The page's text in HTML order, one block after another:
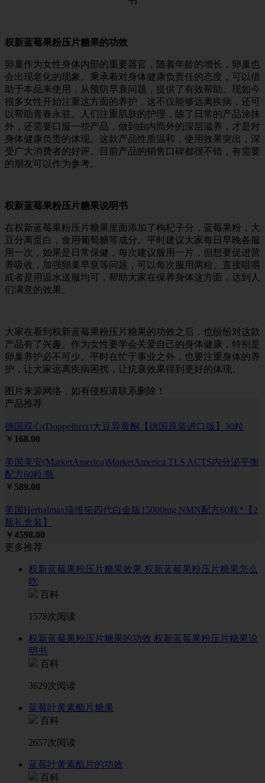
权新蓝莓果粉压片糖果的功效
卵巢作为女性身体内部的重要器官，随着年龄的增长，卵巢也
会出现老化的现象。秉承着对身体健康负责任的态度，可以借
助于本品来使用，从预防早衰问题，提供了有效帮助。现如今
很多女性开始注重这方面的养护，这不仅能够远离疾病，还可
以帮助青春永驻。人们注重肌肤的护理，除了日常的产品涂抹
外，还需要口服一些产品，做到由内而外的深层滋养，才是对
身体健康负责的体现。这款产品性质温和，使用效果突出，深
受广大消费者的好评。目前产品的销售口碑都很不错，有需要
的朋友可以作为参考。
权新蓝莓果粉压片糖果说明书
在权新蓝莓果粉压片糖果里面添加了枸杞子分，蓝莓果粉，大
豆分离蛋白，食用葡萄糖等成分。平时建议大家每日早晚各服
用一次，如果是日常保健，每次建议服用一片，但想要促进营
养吸收，加强卵巢早衰等问题，可以每次服用两粒。直接咀嚼
或者是用温水送服均可，帮助大家在保养身体这方面，达到人
们满意的效果。
大家在看到权新蓝莓果粉压片糖果的功效之后，也纷纷对这款
产品有了兴趣。作为女性要学会关爱自己的身体健康，特别是
卵巢养护必不可少。平时在忙于事业之外，也要注重身体的养
护，让大家远离疾病困扰，让抗衰效果得到更好的体现。
图片来源网络，如有侵权请联系删除！
产品推荐
德国双心(Doppelherz)大豆异黄酮【德国原装进口版】30粒
￥ 168.00
美国美安(MarketAmerica)MarketAmerica TLS ACTS内分泌平衡
配方60粒/瓶
￥ 589.00
美国Herbalmax瑞维拓四代白金版15000mg NMN配方60粒*【2
瓶礼盒装】
￥ 4598.00
更多推荐
权新蓝莓果粉压片糖果效果 权新蓝莓果粉压片糖果怎么
吃
百科
1578次阅读
权新蓝莓果粉压片糖果的功效 权新蓝莓果粉压片糖果说
明书
百科
3629次阅读
蓝莓叶黄素酯片糖果
百科
2657次阅读
蓝莓叶黄素酯片的功效
百科